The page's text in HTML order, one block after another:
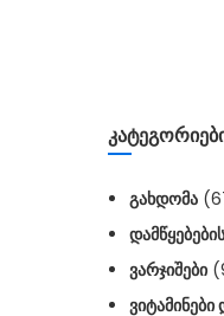
ᲒᲐᲮᲓᲝᲛᲐ
ᲕᲐᲠᲯᲘᲨᲔᲑᲘ
ᲕᲘᲢᲐᲛᲘᲜᲔᲑᲘ